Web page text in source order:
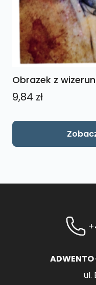
Obrazek z
9,84 zł
ADWENTO
ul.